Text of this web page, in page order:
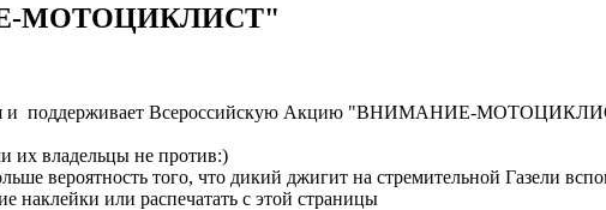
МОТОЦИКЛИСТ"
Всероссийскую Акцию "ВНИМАНИЕ-
их владельцы не против:)
вероятность того, что дикий джигит на стремительной Газели
наклейки или распечатать с этой страницы